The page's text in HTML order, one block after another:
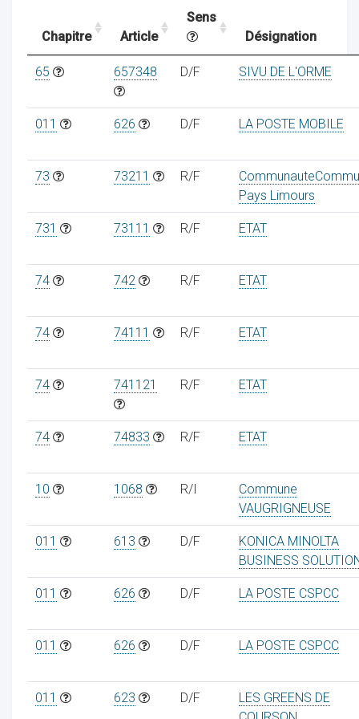
Chapitre Article
Sens
Désignation
65 657348 D/F SIVU DE L'ORME
011 626 D/F LA POSTE MOBILE
73 73211 R/F
Pays Limours
731 73111 R/F ETAT
74 742 R/F ETAT
74 74111 R/F ETAT
74 741121 R/F ETAT
74 74833 R/F ETAT
10 1068 R/I
Commune
VAUGRIGNEUSE
011 613 D/F
KONICA MINOLTA
BUSINESS
011 626 D/F LA POSTE CSPCC
011 626 D/F LA POSTE CSPCC
011 623 D/F
LES GREENS DE